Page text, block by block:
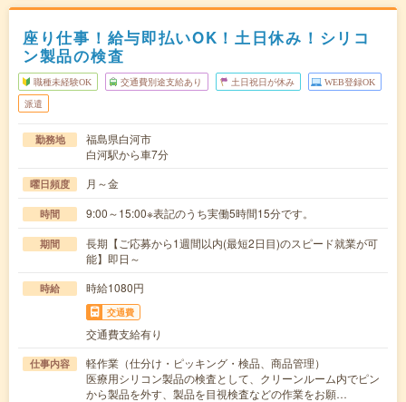
座り仕事！給与即払いOK！土日休み！シリコ
ン製品の検査
職種未経験OK 交通費別途支給あり 土日祝日が休み WEB登録OK
派遣
勤務地
福島県白河市
白河駅から車7分
曜日頻度 月～金
時間 9:00～15:00※表記のうち実働5時間15分です。
期間
長期【ご応募から1週間以内(最短2日目)のスピード就業が可
能】即日～
時給 時給1080円
交通費
交通費支給有り
仕事内容
軽作業（仕分け・ピッキング・検品、商品管理）
医療用シリコン製品の検査として、クリーンルーム内でピン
から製品を外す、製品を目視検査などの作業をお願…